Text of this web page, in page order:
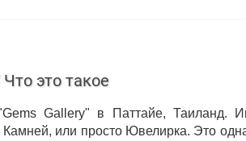
это такое
Gallery" в Паттайе, Таиланд.
или просто Ювелирка. Это